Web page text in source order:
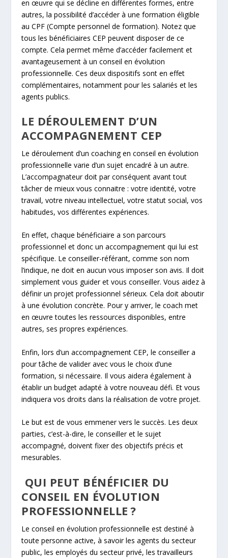
en œuvre qui se décline en différentes formes, entre
autres, la possibilité d’accéder à une formation éligible
au CPF (Compte personnel de formation). Notez que
tous les bénéficiaires CEP peuvent disposer de ce
compte. Cela permet même d’accéder facilement et
avantageusement à un conseil en évolution
professionnelle. Ces deux dispositifs sont en effet
complémentaires, notamment pour les salariés et les
agents publics.
LE DÉROULEMENT D’UN
ACCOMPAGNEMENT CEP
Le déroulement d’un coaching en conseil en évolution
professionnelle varie d’un sujet encadré à un autre.
L’accompagnateur doit par conséquent avant tout
tâcher de mieux vous connaitre : votre identité, votre
travail, votre niveau intellectuel, votre statut social, vos
habitudes, vos différentes expériences.
En effet, chaque bénéficiaire a son parcours
professionnel et donc un accompagnement qui lui est
spécifique. Le conseiller-référant, comme son nom
l’indique, ne doit en aucun vous imposer son avis. Il doit
simplement vous guider et vous conseiller. Vous aidez à
définir un projet professionnel sérieux. Cela doit aboutir
à une évolution concrète. Pour y arriver, le coach met
en œuvre toutes les ressources disponibles, entre
autres, ses propres expériences.
Enfin, lors d’un accompagnement CEP, le conseiller a
pour tâche de valider avec vous le choix d’une
formation, si nécessaire. Il vous aidera également à
établir un budget adapté à votre nouveau défi. Et vous
indiquera vos droits dans la réalisation de votre projet.
Le but est de vous emmener vers le succès. Les deux
parties, c’est-à-dire, le conseiller et le sujet
accompagné, doivent fixer des objectifs précis et
mesurables.
QUI PEUT BÉNÉFICIER DU
CONSEIL EN ÉVOLUTION
PROFESSIONNELLE ?
Le conseil en évolution professionnelle est destiné à
toute personne active, à savoir les agents du secteur
public, les employés du secteur privé, les travailleurs